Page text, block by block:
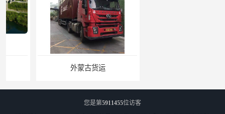
外蒙古货运
您是第5911455位访客